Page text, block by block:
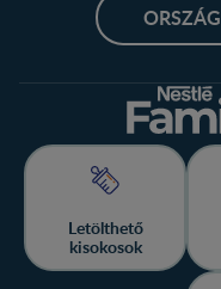
Letölthető
kisokosok